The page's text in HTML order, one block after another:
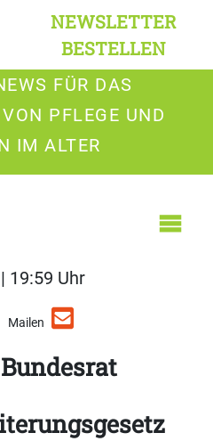
NEWSLETTER
BESTELLEN
FÜR DAS
PFLEGE UND
IM ALTER
19:59 Uhr
Mailen